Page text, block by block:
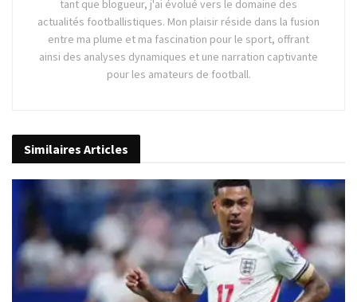
tant que blogueur, j'ai évolué vers le domaine des
actualités footballistiques. Mon plaisir réside dans la fusion
entre ma plume et ma fascination pour le sport, offrant
ainsi des analyses dynamiques et une narration captivante
pour les amateurs de football.
Similaires Articles